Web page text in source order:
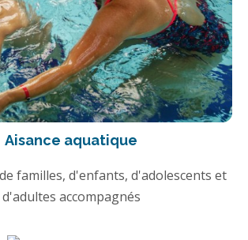
Aisance aquatique
familles, d'enfants, d'adolescents et
d'adultes accompagnés